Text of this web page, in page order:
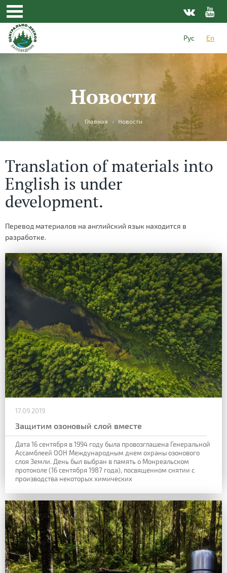
Рус En
Новости
are
here
Главная » Новости
Translation of materials into
English is under
development.
Перевод материалов на английский язык находится в
разработке.
17.09.2019
Защитим озоновый слой вместе
Дата 16 сентября в1994 году была провозглашена Генеральной
Ассамблеей ООН Международным днем охраны озонового
слоя Земли. День был выбран в память о Монреальском
протоколе(16 сентября 1987 года), посвященном снятии с
производства некоторых химических